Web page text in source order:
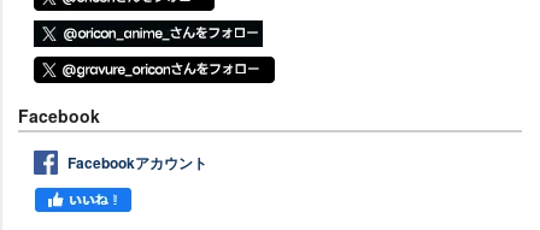
Facebook
Facebookアカウント